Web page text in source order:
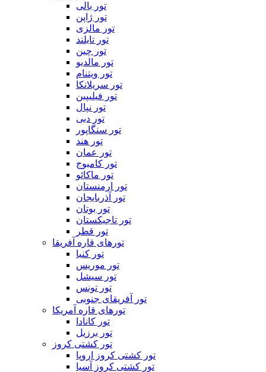
تور بالی
تور ژاپن
تور مالزی
تور تایلند
تور چین
تور مالدیو
تور ویتنام
تور سریلانکا
تور فیلیپین
تور نپال
تور دبی
تور سنگاپور
تور هند
تور عمان
تور کامبوج
تور ماکائو
تور ارمنستان
تور آذربایجان
تور بوتان
تور تاجیکستان
تور قطر
تورهای قاره آفریقا
تور کنیا
تور موریس
تور سیشل
تور تونس
تور آفریقای جنوبی
تورهای قاره آمریکا
تور کانادا
تور برزیل
تور کشتی کروز
تور کشتی کروز اروپا
تور کشتی کروز آسیا